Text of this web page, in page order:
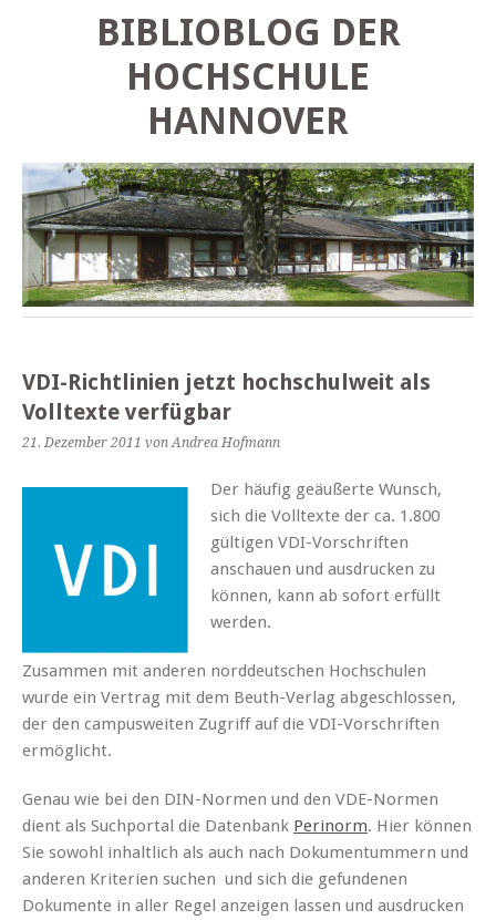
BIBLIOBLOG DER
HOCHSCHULE
HANNOVER
VDI-Richtlinien jetzt hochschulweit als
Volltexte verfügbar
21. Dezember 2011 von Andrea Hofmann
Der häufig geäußerte Wunsch,
sich die Volltexte der ca. 1.800
gültigen VDI-Vorschriften
anschauen und ausdrucken zu
können, kann ab sofort erfüllt
werden.
Zusammen mit anderen norddeutschen Hochschulen
wurde ein Vertrag mit dem Beuth-Verlag abgeschlossen,
der den campusweiten Zugriff auf die VDI-Vorschriften
ermöglicht.
Genau wie bei den DIN-Normen und den VDE-Normen
dient als Suchportal die Datenbank Perinorm. Hier können
Sie sowohl inhaltlich als auch nach Dokumentummern und
anderen Kriterien suchen und sich die gefundenen
Dokumente in aller Regel anzeigen lassen und ausdrucken